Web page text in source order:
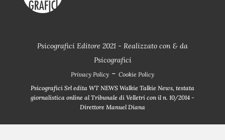
Psicografici Editore 2021 - Realizzato con & da
Psicografici
Privacy Policy - Cookie Policy
Psicografici Srl edita WT NEWS Walkie Talkie News, testata
giornalistica online al Tribunale di Velletri con il n. 10/2014 -
Direttore Manuel Diana